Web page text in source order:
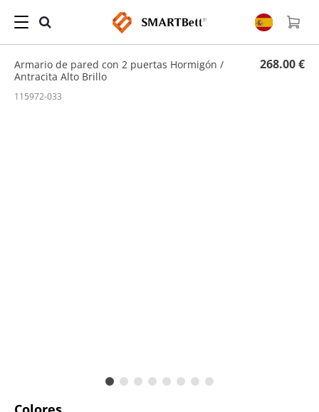
Hogar Armario de Pared
/ Armario de pared con 2 puertas Hormigón / Antracita Alto
Armario de pared con 2 puertas Hormigón /
Antracita Alto Brillo
268.00 €
115972-033